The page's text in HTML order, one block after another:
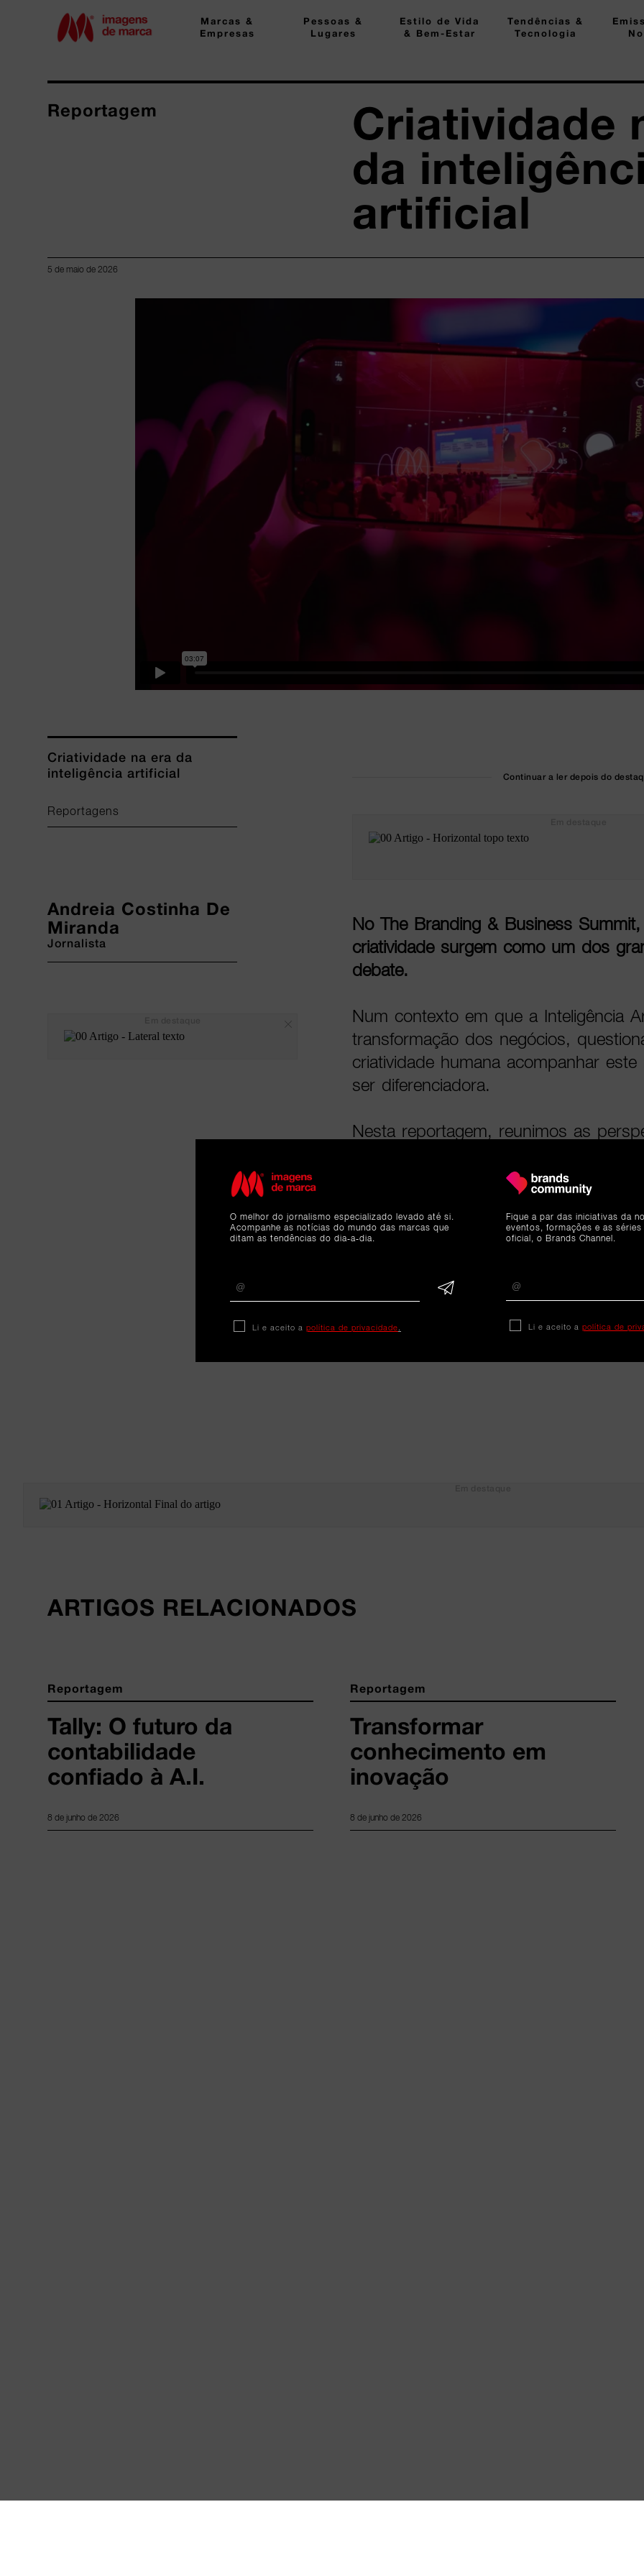
Marcas &
Empresas
Pessoas &
Lugares
Estilo de Vida
& Bem-Estar
Tendências &
Tecnologia
Reportagem
Criatividade
da
artificial
5 de maio de 2026
Criatividade na era da
inteligência artificial
Reportagens
Andreia Costinha De
Miranda
Jornalista
Continuar a ler depois do
No The Branding & Business
criatividade surgem como um dos
debate.
Num contexto em que a Inteligência
transformação dos negócios,
criatividade humana acompanhar
ser diferenciadora.
Nesta reportagem, reunimos as
Klamp, responsável global de
KPMG, e um dos principais oradores
como a visão por parte dos media,
Balsemão, Presidente Executivo do
Sofia Tenreiro, da Siemens, sobre o
ARTIGOS RELACIONADOS
Reportagem
Tally: O futuro da
contabilidade
confiado à A.I.
8 de junho de 2026
Reportagem
Transformar
conhecimento em
inovação
8 de junho de 2026
O melhor do jornalismo especializado levado até si.
Acompanhe as notícias do mundo das marcas que
ditam as tendências do dia-a-dia.
Li e aceito a política de privacidade
Fique a par das iniciativas da
eventos, formações e as
oficial, o Brands Channel.
Li e aceito a política de